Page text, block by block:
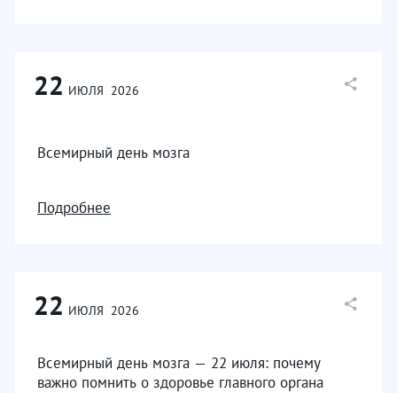
22 ИЮЛЯ 2026
Всемирный день мозга
Подробнее
22 ИЮЛЯ 2026
Всемирный день мозга — 22 июля: почему
важно помнить о здоровье главного органа